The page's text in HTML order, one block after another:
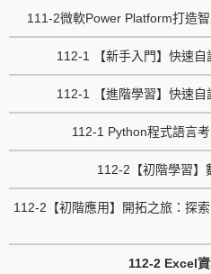
111-2微軟Power Platform打造
112-1 【新手入門】快速
112-1 【進階學習】快速
112-1 Python程式語言
112-2【初階學習】
112-2【初階應用】開拓之旅：探
112-2 Excel